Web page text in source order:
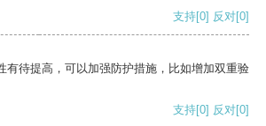
支持[0] 反对[0]
有待提高，可以加强防护措施，比如增加双重验
支持[0] 反对[0]